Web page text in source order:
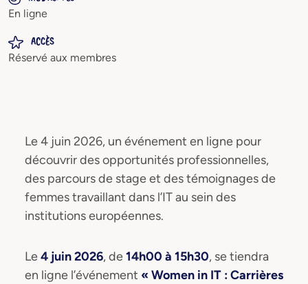
En ligne
ACCÈS
Réservé aux membres
Le 4 juin 2026, un événement en ligne pour
découvrir des opportunités professionnelles,
des parcours de stage et des témoignages de
femmes travaillant dans l’IT au sein des
institutions européennes.
Le4 juin 2026, de14h00 à 15h30, se tiendra
en ligne l’événement « Women in IT : Carrières